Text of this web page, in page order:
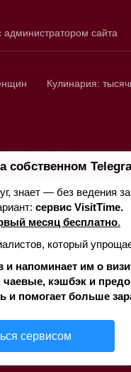
сайта
Кулинария:
собственном
знает — без ведения
сервис VisitTime.
месяц бесплатно.
который
и напоминает им о
чаевые, кэшбэк и
и помогает больше
сервисом